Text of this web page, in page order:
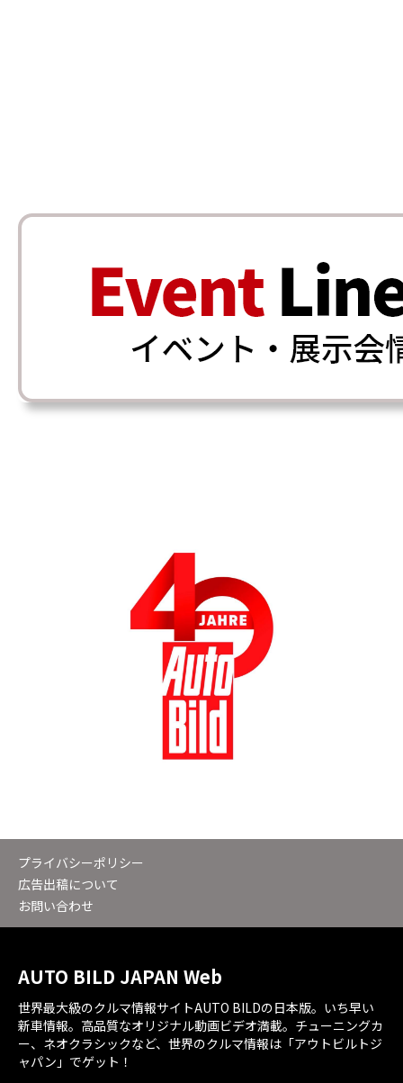
プライバシーポリシー
広告出稿について
お問い合わせ
AUTO BILD JAPAN Web
世界最大級のクルマ情報サイトAUTO BILDの日本版。いち早い
新車情報。高品質なオリジナル動画ビデオ満載。チューニングカ
ー、ネオクラシックなど、世界のクルマ情報は「アウトビルトジ
ャパン」でゲット！